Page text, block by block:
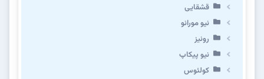
قشقایی
نیو مورانو
رونیز
نیو پیکاپ
كولئوس